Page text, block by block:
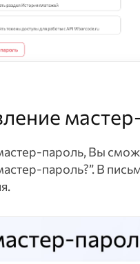
пароль, Вы
пароль?”. В